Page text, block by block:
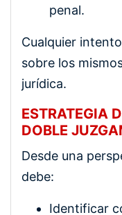
penal.
Cualquier
sobre los
jurídica.
ESTRATEGIA
DOBLE
Desde una
debe:
Identificar